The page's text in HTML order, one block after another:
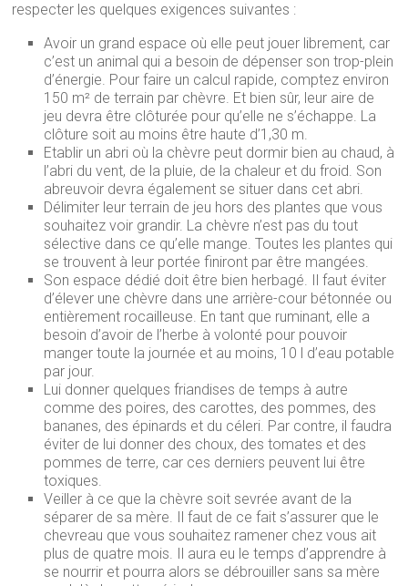
respecter les quelques exigences suivantes :
Avoir un grand espace où elle peut jouer librement, car
c’est un animal qui a besoin de dépenser son trop-plein
d’énergie. Pour faire un calcul rapide, comptez environ
150 m² de terrain par chèvre. Et bien sûr, leur aire de
jeu devra être clôturée pour qu’elle ne s’échappe. La
clôture soit au moins être haute d’1,30 m.
Etablir un abri où la chèvre peut dormir bien au chaud, à
l’abri du vent, de la pluie, de la chaleur et du froid. Son
abreuvoir devra également se situer dans cet abri.
Délimiter leur terrain de jeu hors des plantes que vous
souhaitez voir grandir. La chèvre n’est pas du tout
sélective dans ce qu’elle mange. Toutes les plantes qui
se trouvent à leur portée finiront par être mangées.
Son espace dédié doit être bien herbagé. Il faut éviter
d’élever une chèvre dans une arrière-cour bétonnée ou
entièrement rocailleuse. En tant que ruminant, elle a
besoin d’avoir de l’herbe à volonté pour pouvoir
manger toute la journée et au moins, 10 l d’eau potable
par jour.
Lui donner quelques friandises de temps à autre
comme des poires, des carottes, des pommes, des
bananes, des épinards et du céleri. Par contre, il faudra
éviter de lui donner des choux, des tomates et des
pommes de terre, car ces derniers peuvent lui être
toxiques.
Veiller à ce que la chèvre soit sevrée avant de la
séparer de sa mère. Il faut de ce fait s’assurer que le
chevreau que vous souhaitez ramener chez vous ait
plus de quatre mois. Il aura eu le temps d’apprendre à
se nourrir et pourra alors se débrouiller sans sa mère